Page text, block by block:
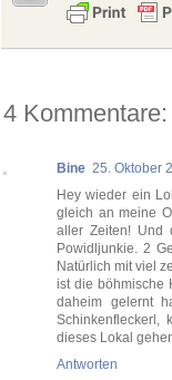
4 Kommentare:
Bine 25. Oktober
Hey wieder ein
gleich an meine
aller Zeiten! Und
Powidljunkie. 2
Natürlich mit viel
ist die böhmische
daheim gelernt
Schinkenfleckerl,
dieses Lokal
Antworten